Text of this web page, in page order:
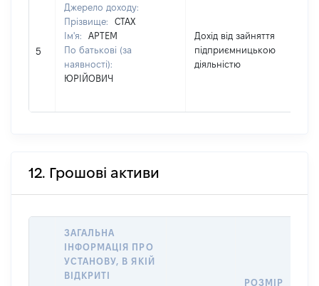
5
Джерело доходу:
Прізвище:
СТАХ
Ім'я:
АРТЕМ
По батькові (за
наявності):
ЮРІЙОВИЧ
Дохід від зайняття
підприємницькою
діяльністю
12. Грошові активи
ЗАГАЛЬНА
ІНФОРМАЦІЯ ПРО
УСТАНОВУ, В ЯКІЙ
ВІДКРИТІ
РОЗМІР